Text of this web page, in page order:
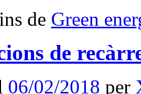
de Green
de
06/02/2018 per